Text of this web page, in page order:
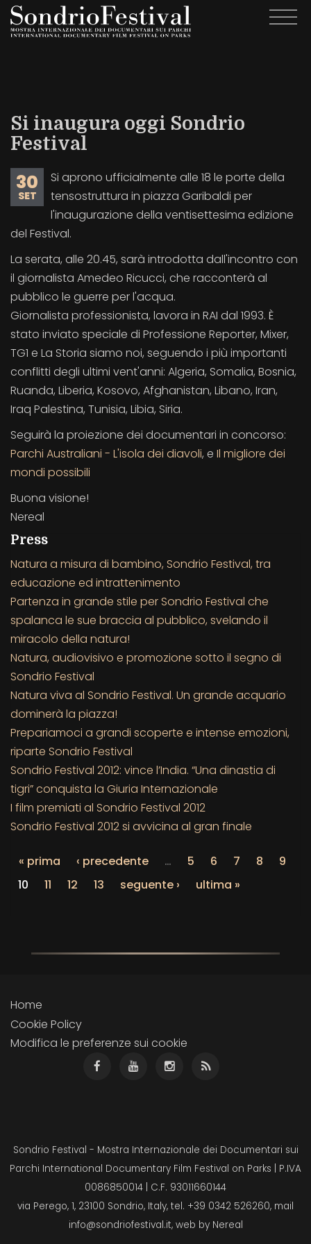
Salta
Si inaugura oggi Sondrio
Festival
30
SET
Si aprono ufficialmente alle 18 le porte della
tensostruttura in piazza Garibaldi per
l'inaugurazione della ventisettesima edizione
del Festival.
La serata, alle 20.45, sarà introdotta dall'incontro con
il giornalista Amedeo Ricucci, che racconterà al
pubblico le guerre per l'acqua.
Giornalista professionista, lavora in RAI dal 1993. È
stato inviato speciale di Professione Reporter, Mixer,
TG1 e La Storia siamo noi, seguendo i più importanti
conflitti degli ultimi vent'anni: Algeria, Somalia, Bosnia,
Ruanda, Liberia, Kosovo, Afghanistan, Libano, Iran,
Iraq Palestina, Tunisia, Libia, Siria.
Seguirà la proiezione dei documentari in concorso:
Parchi Australiani - L'isola dei diavoli, e Il migliore dei
mondi possibili
Buona visione!
Nereal
Press
Natura a misura di bambino, Sondrio Festival, tra
educazione ed intrattenimento
Partenza in grande stile per Sondrio Festival che
spalanca le sue braccia al pubblico, svelando il
miracolo della natura!
Natura, audiovisivo e promozione sotto il segno di
Sondrio Festival
Natura viva al Sondrio Festival. Un grande acquario
dominerà la piazza!
Prepariamoci a grandi scoperte e intense emozioni,
riparte Sondrio Festival
Sondrio Festival 2012: vince l’India. “Una dinastia di
tigri” conquista la Giuria Internazionale
I film premiati al Sondrio Festival 2012
Sondrio Festival 2012 si avvicina al gran finale
« prima ‹ precedente … 5 6 7 8
9
10
11 12 13 seguente › ultima »
Home
Cookie Policy
Modifica le preferenze sui cookie
Sondrio Festival - Mostra Internazionale dei Documentari sui
Parchi International Documentary Film Festival on Parks | P.IVA
0086850014 | C.F. 93011660144
via Perego, 1, 23100 Sondrio, Italy, tel. +39 0342 526260, mail
info@sondriofestival.it, web by Nereal